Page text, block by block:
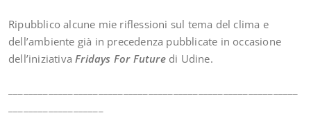
Ripubblico alcune mie riflessioni sul tema del clima e
dell’ambiente già in precedenza pubblicate in occasione
dell’iniziativaFridays For Futuredi Udine.